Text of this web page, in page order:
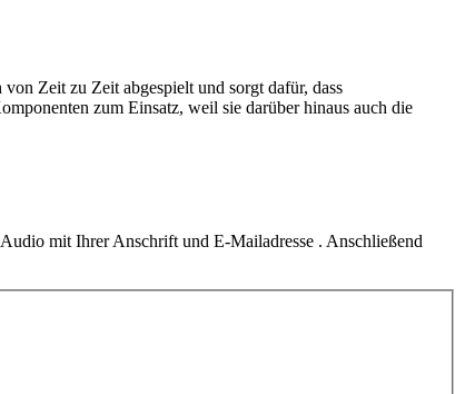
Zeit zu Zeit abgespielt und sorgt dafür, dass
zum Einsatz, weil sie darüber hinaus auch die
mit Ihrer Anschrift und E-Mailadresse . Anschließend